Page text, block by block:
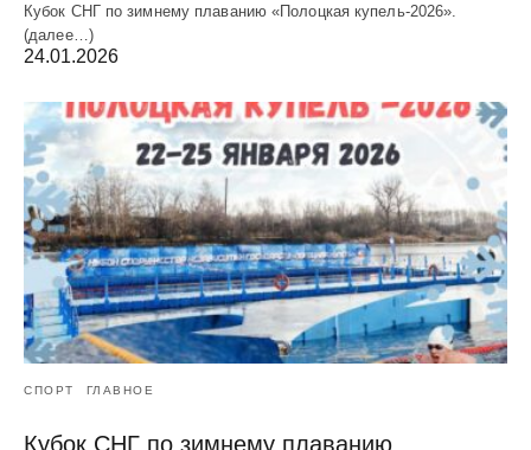
Кубок СНГ по зимнему плаванию «Полоцкая купель-2026».
(далее…)
24.01.2026
СПОРТ ГЛАВНОЕ
Кубок СНГ по зимнему плаванию